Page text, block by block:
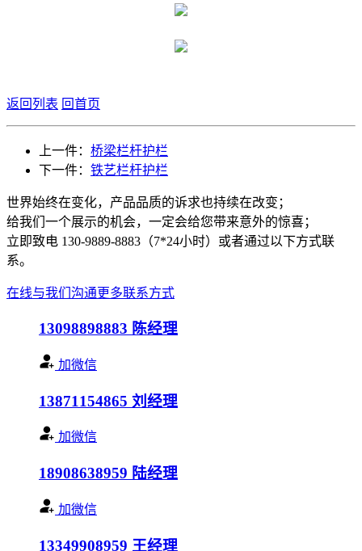
返回列表 回首页
上一件： 桥梁栏杆护栏
下一件： 铁艺栏杆护栏
世界始终在变化，产品品质的诉求也持续在改变；
给我们一个展示的机会，一定会给您带来意外的惊喜；
立即致电 130-9889-8883（7*24小时）或者通过以下方式联
系。
在线与我们沟通更多联系方式
13098898883 陈经理
加微信
13871154865 刘经理
加微信
18908638959 陆经理
加微信
13349908959 王经理